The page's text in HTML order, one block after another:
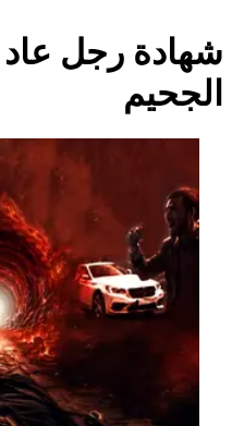
شهادة رجل
الجحيم